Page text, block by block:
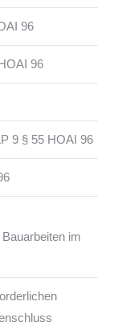
96
96
9 § 55 HOAI 96
im